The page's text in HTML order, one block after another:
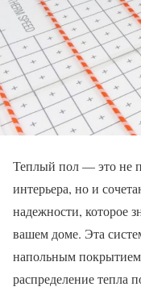
Теплый пол — это не
интерьера, но и
надежности, которое
вашем доме. Эта
напольным
распределение тепла